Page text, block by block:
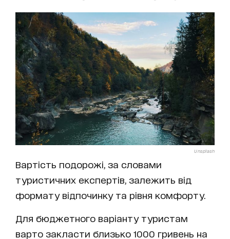
Unsplash
Вартість подорожі, за словами
туристичних експертів, залежить від
формату відпочинку та рівня комфорту.
Для бюджетного варіанту туристам
варто закласти близько 1000 гривень на